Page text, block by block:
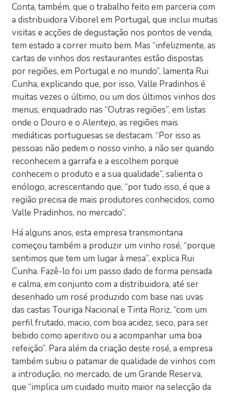
Conta, também, que o trabalho feito em parceria com
a distribuidora Viborel em Portugal, que inclui muitas
visitas e acções de degustação nos pontos de venda,
tem estado a correr muito bem. Mas “infelizmente, as
cartas de vinhos dos restaurantes estão dispostas
por regiões, em Portugal e no mundo”, lamenta Rui
Cunha, explicando que, por isso, Valle Pradinhos é
muitas vezes o último, ou um dos últimos vinhos dos
menus, enquadrado nas “Outras regiões”, em listas
onde o Douro e o Alentejo, as regiões mais
mediáticas portuguesas se destacam. “Por isso as
pessoas não pedem o nosso vinho, a não ser quando
reconhecem a garrafa e a escolhem porque
conhecem o produto e a sua qualidade”, salienta o
enólogo, acrescentando que, “por tudo isso, é que a
região precisa de mais produtores conhecidos, como
Valle Pradinhos, no mercado”.
Há alguns anos, esta empresa transmontana
começou também a produzir um vinho rosé, “porque
sentimos que tem um lugar à mesa”, explica Rui
Cunha. Fazê-lo foi um passo dado de forma pensada
e calma, em conjunto com a distribuidora, até ser
desenhado um rosé produzido com base nas uvas
das castas Touriga Nacional e Tinta Roriz, “com um
perfil frutado, macio, com boa acidez, seco, para ser
bebido como aperitivo ou a acompanhar uma boa
refeição”. Para além da criação deste rosé, a empresa
também subiu o patamar de qualidade de vinhos com
a introdução, no mercado, de um Grande Reserva,
que “implica um cuidado muito maior na selecção da